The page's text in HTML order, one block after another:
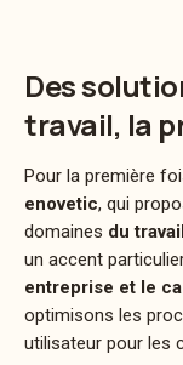
Des
travail, la
Pour la première
enovetic, qui
domaines du
un accent
entreprise et le
optimisons les
utilisateur pour les